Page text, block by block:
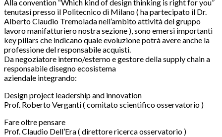
Alla convention “Which kind of design thinking is right for you”
tenutasi presso il Politecnico di Milano ( ha partecipato il Dr.
Alberto Claudio Tremolada nell’ambito attività del gruppo
lavoro manifatturiero nostra sezione ), sono emersi importanti
key pillars che indicano quale evoluzione potrà avere anche la
professione del responsabile acquisti.
Da negoziatore interno/esterno e gestore della supply chain a
responsabile disegno ecosistema
aziendale integrando:
Design project leadership and innovation
Prof. Roberto Verganti ( comitato scientifico osservatorio )
Fare oltre pensare
Prof. Claudio Dell’Era ( direttore ricerca osservatorio )